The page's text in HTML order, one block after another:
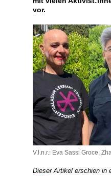
vor.
V.l.n.r.: Eva Sassi Groce,
Dieser Artikel erschien in